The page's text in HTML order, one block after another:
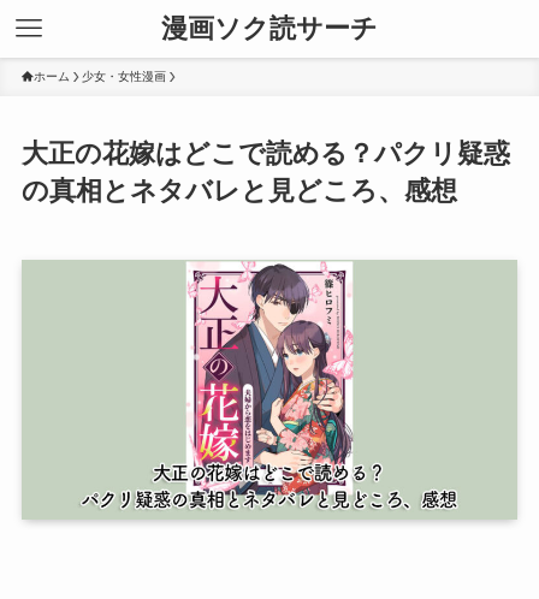
漫画ソク読サーチ
ホーム 少女・女性漫画
大正の花嫁はどこで読める？パクリ疑惑
の真相とネタバレと見どころ、感想